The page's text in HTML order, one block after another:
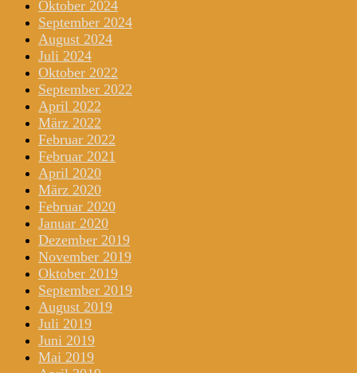
Oktober 2024
September 2024
August 2024
Juli 2024
Oktober 2022
September 2022
April 2022
März 2022
Februar 2022
Februar 2021
April 2020
März 2020
Februar 2020
Januar 2020
Dezember 2019
November 2019
Oktober 2019
September 2019
August 2019
Juli 2019
Juni 2019
Mai 2019